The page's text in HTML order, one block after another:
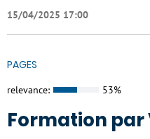
15/04/2025 17:00
PAGES
relevance: 53%
Formation par